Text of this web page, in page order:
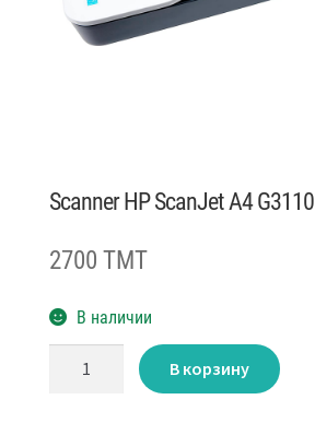
Scanner HP ScanJet A4 G3110
2700 TMT
В наличии
Количество
товара
В корзину